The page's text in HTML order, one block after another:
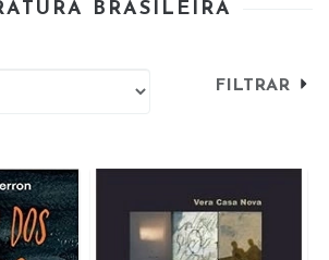
BRASILEIRA
FILTRAR